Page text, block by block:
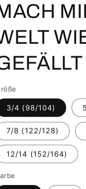
3/4 (98/104)
7/8 (122/128)
12/14 (152/164)